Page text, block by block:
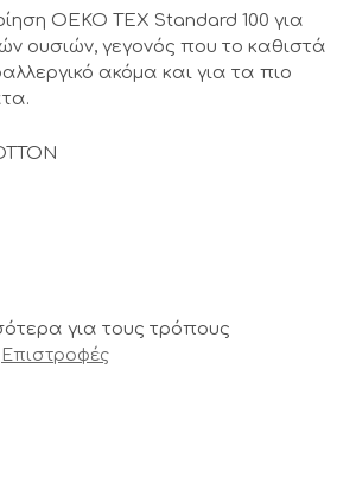
OEKO TEX Standard 100 για
ουσιών, γεγονός που το καθιστά
ακόμα και για τα πιο
για τους τρόπους
Επιστροφές